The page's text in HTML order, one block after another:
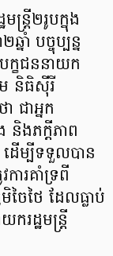
រ្តី២រូបក្នុង
ាំ បច្ចុប្បន្ន
ក្ខជននាយក
ម និធិស៊ីរី
ជាអ្នក
ងភក្តីភាព
ើម្បីទទួលបាន
ារគាំទ្រពី
ៃថៃ ដែលធ្លាប់
រដ្ឋមន្រ្តី